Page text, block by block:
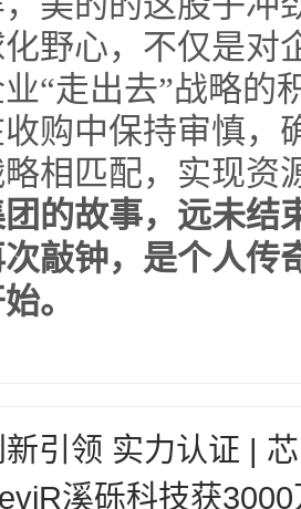
野心，不仅是对
“走出去”战略的
购中保持审慎，
相匹配，实现资
的故事，远未结
敲钟，是个人传
。
新引领 实力认证 |
溪砾科技获